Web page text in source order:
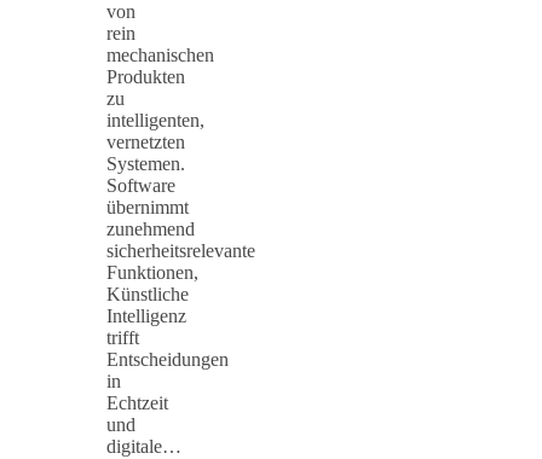
von
rein
mechanischen
Produkten
zu
intelligenten,
vernetzten
Systemen.
Software
übernimmt
zunehmend
sicherheitsrelevante
Funktionen,
Künstliche
Intelligenz
trifft
Entscheidungen
in
Echtzeit
und
digitale…